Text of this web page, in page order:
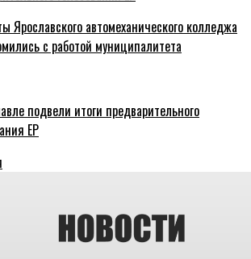
Ярославского автомеханического колледжа
с работой муниципалитета
подвели итоги предварительного
ЕР